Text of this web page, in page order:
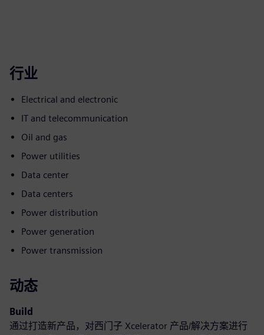
行业
Electrical and electronic
IT and telecommunication
Oil and gas
Power utilities
Data center
Data centers
Power distribution
Power generation
Power transmission
动态
Build
通过打造新产品，对西门子 Xcelerator 产品/解决方案进行